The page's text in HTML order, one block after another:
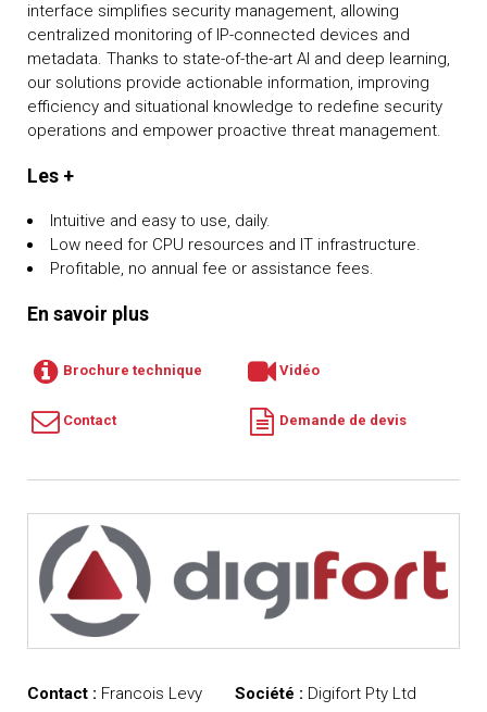
interface simplifies security management, allowing
centralized monitoring of IP-connected devices and
metadata. Thanks to state-of-the-art AI and deep learning,
our solutions provide actionable information, improving
efficiency and situational knowledge to redefine security
operations and empower proactive threat management.
Les +
Intuitive and easy to use, daily.
Low need for CPU resources and IT infrastructure.
Profitable, no annual fee or assistance fees.
En savoir plus
Brochure technique Vidéo
Contact Demande de devis
Contact : Francois Levy Société : Digifort Pty Ltd